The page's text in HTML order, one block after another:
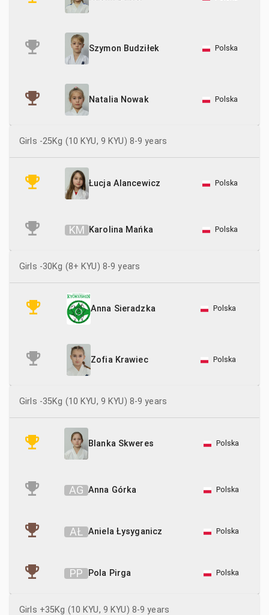
Szymon Budziłek Polska
Natalia Nowak Polska
Girls -25Kg (10 KYU, 9 KYU) 8-9 years
Łucja Alancewicz Polska
KM Karolina Mańka Polska
Girls -30Kg (8+ KYU) 8-9 years
Anna Sieradzka Polska
Zofia Krawiec Polska
Girls -35Kg (10 KYU, 9 KYU) 8-9 years
Blanka Skweres Polska
AG Anna Górka Polska
AŁ Aniela Łysyganicz Polska
PP Pola Pirga Polska
Girls +35Kg (10 KYU, 9 KYU) 8-9 years